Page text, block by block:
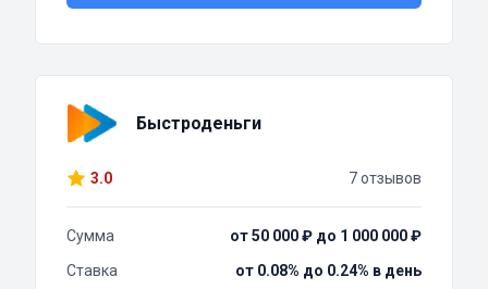
Быстроденьги
3.0 7 отзывов
Сумма
от 50 000 ₽ до 1 000 000 ₽
Ставка
от 0.08% до 0.24% в день